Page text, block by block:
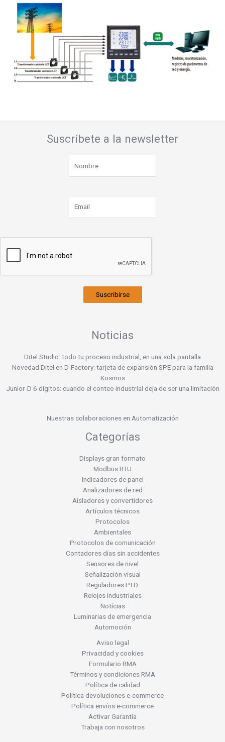
Suscríbete a la newsletter
Suscribirse
Noticias
Ditel Studio: todo tu proceso industrial, en una sola pantalla
Novedad Ditel en D-Factory: tarjeta de expansión SPE para la familia
Kosmos
Junior-D 6 dígitos: cuando el conteo industrial deja de ser una limitación
Nuestras colaboraciones en Automatización
Categorías
Displays gran formato
Modbus RTU
Indicadores de panel
Analizadores de red
Aisladores y convertidores
Artículos técnicos
Protocolos
Ambientales
Protocolos de comunicación
Contadores días sin accidentes
Sensores de nivel
Señalización visual
Reguladores P.I.D.
Relojes industriales
Notícias
Luminarias de emergencia
Automoción
Aviso legal
Privacidad y cookies
Formulario RMA
Términos y condiciones RMA
Política de calidad
Política devoluciones e-commerce
Política envíos e-commerce
Activar Garantía
Trabaja con nosotros